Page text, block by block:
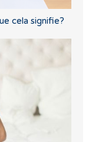
cela signifie?